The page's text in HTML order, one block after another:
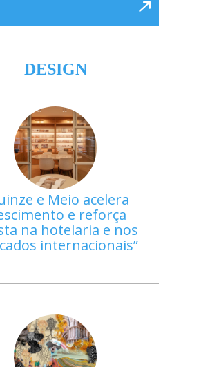
DESIGN
e Meio acelera
e reforça
na hotelaria e nos
internacionais